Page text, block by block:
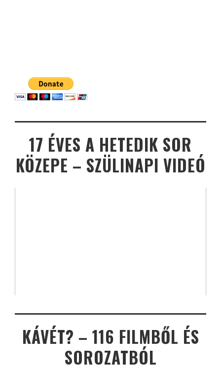
17 ÉVES A HETEDIK SOR
KÖZEPE – SZÜLINAPI VIDEÓ
KÁVÉT? – 116 FILMBŐL ÉS
SOROZATBÓL